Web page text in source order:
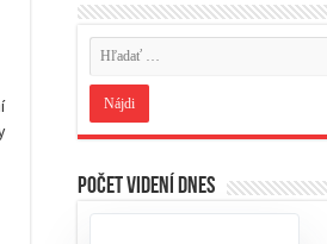
Počet videní dnes